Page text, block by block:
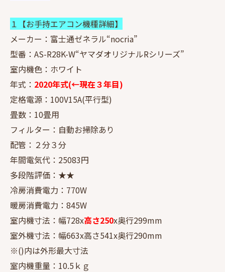
１【お手持エアコン機種詳細】
メーカー：富士通ゼネラル“nocria”
型番：AS-R28K-W“ヤマダオリジナルRシリーズ”
室内機色：ホワイト
年式： 2020年式(←現在３年目)
定格電源：100V15A(平行型)
畳数：10畳用
フィルター：自動お掃除あり
配管：２分３分
年間電気代：25083円
多段階評価：★★
冷房消費電力：770W
暖房消費電力：845W
室内機寸法：幅728x高さ250x奥行299mm
室外機寸法：幅663x高さ541x奥行290mm
※()内は外形最大寸法
室内機重量：10.5ｋｇ